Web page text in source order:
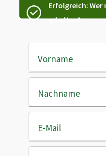
Erfolgreich:
erhalten?
Vorname
Nachname
E-Mail